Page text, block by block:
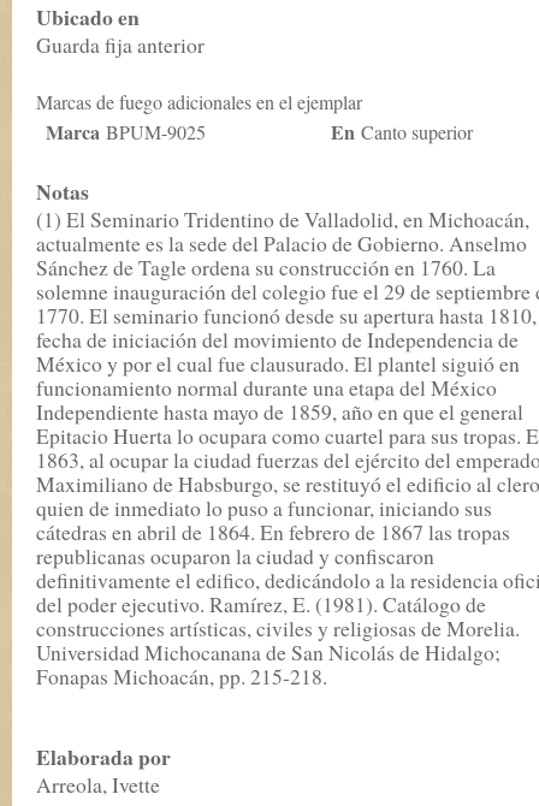
Ubicado en
Guarda fija anterior
Marcas de fuego adicionales en el ejemplar
Marca BPUM-9025 En Canto superior
Notas
(1) El Seminario Tridentino de Valladolid, en Michoacán,
actualmente es la sede del Palacio de Gobierno. Anselmo
Sánchez de Tagle ordena su construcción en 1760. La
solemne inauguración del colegio fue el 29 de septiembre
1770. El seminario funcionó desde su apertura hasta 1810,
fecha de iniciación del movimiento de Independencia de
México y por el cual fue clausurado. El plantel siguió en
funcionamiento normal durante una etapa del México
Independiente hasta mayo de 1859, año en que el general
Epitacio Huerta lo ocupara como cuartel para sus tropas.
1863, al ocupar la ciudad fuerzas del ejército del
Maximiliano de Habsburgo, se restituyó el edificio al
quien de inmediato lo puso a funcionar, iniciando sus
cátedras en abril de 1864. En febrero de 1867 las tropas
republicanas ocuparon la ciudad y confiscaron
definitivamente el edifico, dedicándolo a la residencia
del poder ejecutivo. Ramírez, E. (1981). Catálogo de
construcciones artísticas, civiles y religiosas de Morelia.
Universidad Michocanana de San Nicolás de Hidalgo;
Fonapas Michoacán, pp. 215-218.
Elaborada por
Arreola, Ivette